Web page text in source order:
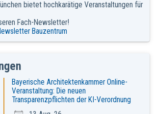
bietet hochkarätige Veranstaltungen für
Fach-Newsletter!
Bauzentrum
Bayerische Architektenkammer Online-
Veranstaltung: Die neuen
Transparenzpflichten der KI-Verordnung